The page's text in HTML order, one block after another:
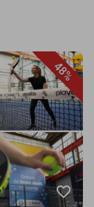
48%
favorite_border